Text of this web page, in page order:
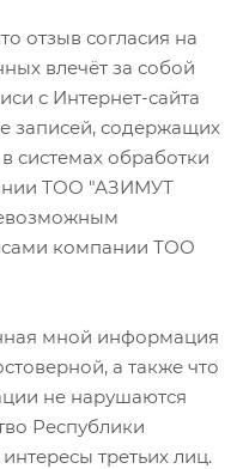
отзыв согласия на
влечёт за собой
с Интернет-сайта
записей, содержащих
системах обработки
ТОО "АЗИМУТ
компании ТОО
мной информация
а также что
не нарушаются
Республики
третьих лиц.